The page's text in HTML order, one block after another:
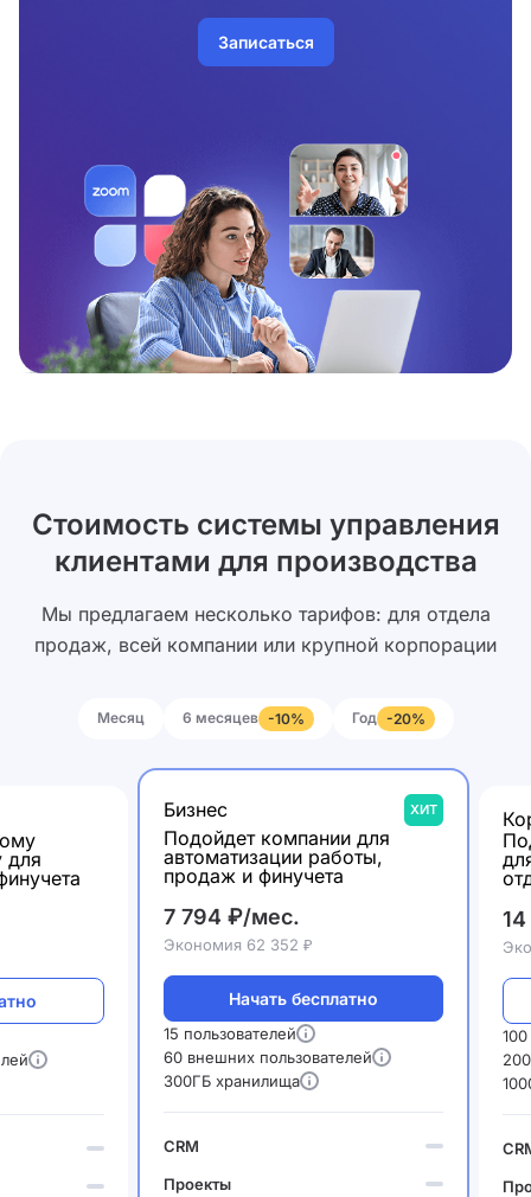
Записаться
Стоимость системы управления
клиентами для производства
Мы предлагаем несколько тарифов: для отдела
продаж, всей компании или крупной корпорации
Месяц 6 месяцев -10% Год -20%
для
Бизнес ХИТ
Подойдет компании для
автоматизации работы,
продаж и финучета
7 794 ₽/мес.
Экономия 62 352 ₽
Начать бесплатно
15 пользователей
60 внешних пользователей
300ГБ хранилища
CRM
Проекты